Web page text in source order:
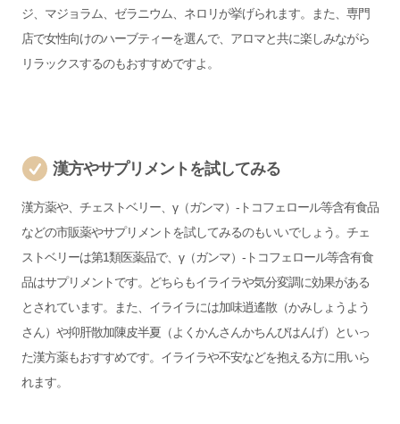
ジ、マジョラム、ゼラニウム、ネロリが挙げられます。
また、専門
店で女性向けのハーブティーを選んで、アロマと共に楽しみながら
リラックスするのもおすすめですよ。
漢方やサプリメントを試してみる
漢方薬や、チェストベリー、γ（ガンマ）-トコフェロール等含有食品
などの市販薬やサプリメントを試してみるのもいいでしょう。チェ
ストベリーは第1類医薬品で、γ（ガンマ）-トコフェロール等含有食
品はサプリメントです。どちらもイライラや気分変調に効果がある
とされています。また、イライラには加味逍遙散（かみしょうよう
さん）や抑肝散加陳皮半夏（よくかんさんかちんぴはんげ）といっ
た漢方薬もおすすめです。イライラや不安などを抱える方に用いら
れます。